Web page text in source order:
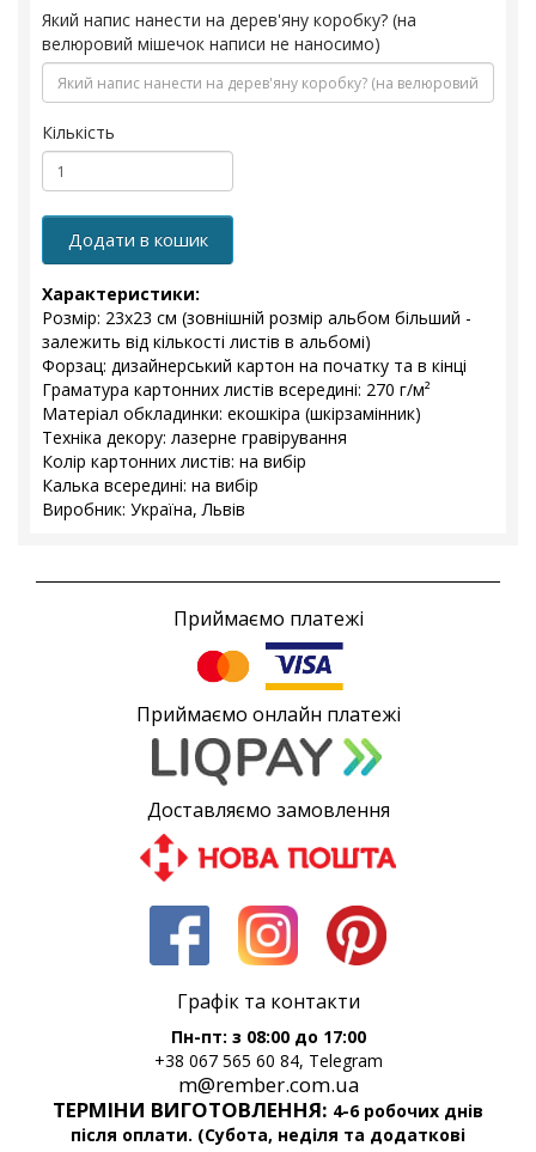
Який напис нанести на дерев'яну коробку? (на
велюровий мішечок написи не наносимо)
Кількість
Додати в кошик
Характеристики:
Розмір: 23х23 см (зовнішній розмір альбом більший -
залежить від кількості листів в альбомі)
Форзац: дизайнерський картон на початку та в кінці
Граматура картонних листів всередині: 270 г/м²
Матеріал обкладинки: екошкіра (шкірзамінник)
Техніка декору: лазерне гравірування
Колір картонних листів: на вибір
Калька всередині: на вибір
Виробник: Україна, Львів
Приймаємо платежі
Приймаємо онлайн платежі
Доставляємо замовлення
Графік та контакти
Пн-пт: з 08:00 до 17:00
+38 067 565 60 84, Telegram
m@rember.com.ua
ТЕРМІНИ ВИГОТОВЛЕННЯ: 4-6 робочих днів
після оплати. (Субота, неділя та додаткові